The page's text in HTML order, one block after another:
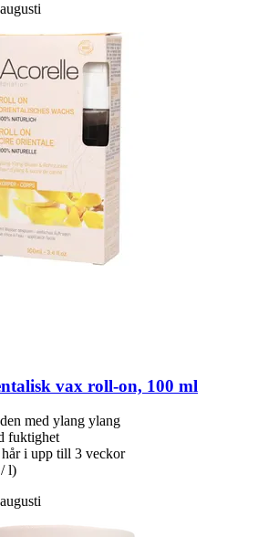
vax roll-​on, 100 ml
med ylang ylang
fuktighet
i upp till 3 veckor
l)